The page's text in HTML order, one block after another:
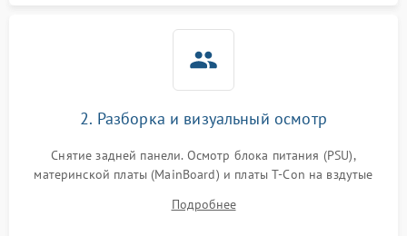
2. Разборка и визуальный осмотр
Снятие задней панели. Осмотр блока питания (PSU),
материнской платы (MainBoard) и платы T-Con на вздутые
Проверка надежности фиксации и целостности шлейфов.
Подробнее